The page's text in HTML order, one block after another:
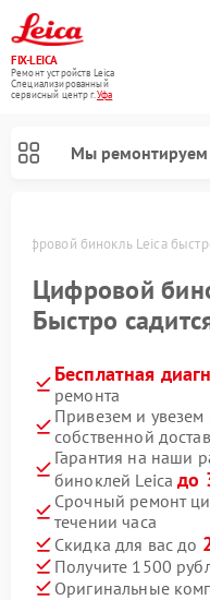
FIX-LEICA
Ремонт устройств Leica
Специализированный
cервисный центр г.Уфа
Мы ремонтируем
Цифровой бинокль Leica
Цифровой
Быстро
Бесплатная
ремонта
Привезем и
собственной
Гарантия на наши
биноклей Leicaдо
Срочный ремонт
течении часа
Скидка для вас до
Получите 1500
Оригинальные